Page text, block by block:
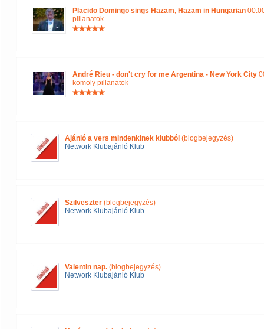
Placido Domingo sings Hazam, Hazam in Hungarian
pillanatok
André Rieu - don't cry for me Argentina - New York City
komoly pillanatok
Ajánló a vers mindenkinek klubból (blogbejegyzés)
Network Klubajánló Klub
Szilveszter (blogbejegyzés)
Network Klubajánló Klub
Valentin nap. (blogbejegyzés)
Network Klubajánló Klub